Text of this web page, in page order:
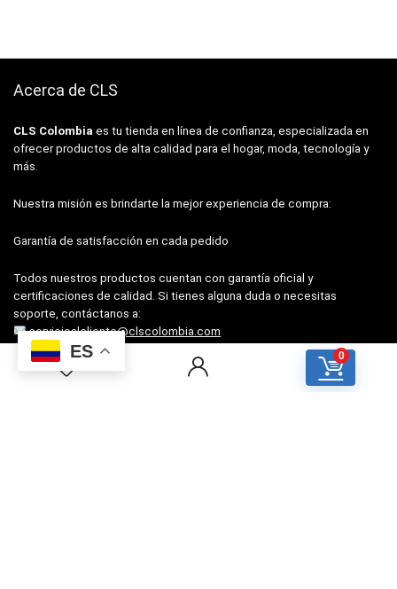
0
Acerca de CLS
CLS Colombia es tu tienda en línea de confianza, especializada en
ofrecer productos de alta calidad para el hogar, moda, tecnología y
más.
Nuestra misión es brindarte la mejor experiencia de compra:
Garantía de satisfacción en cada pedido
Todos nuestros productos cuentan con garantía oficial y
certificaciones de calidad. Si tienes alguna duda o necesitas
soporte, contáctanos a:
servicioalcliente@clscolombia.com
+57 322 756 4135
ES